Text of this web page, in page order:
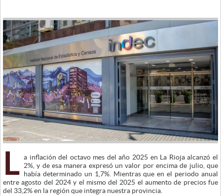
L
a inflación del octavo mes del año 2025 en La Rioja alcanzó el
2%, y de esa manera expresó un valor por encima de julio, que
había determinado un 1,7%. Mientras que en el periodo anual
entre agosto del 2024 y el mismo del 2025 el aumento de precios fue
del 33,2% en la región que integra nuestra provincia.